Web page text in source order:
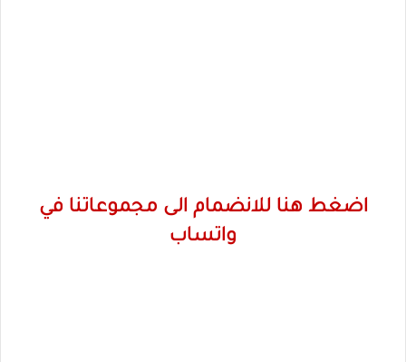
اضغط هنا للانضمام الى مجموعاتنا في
واتساب